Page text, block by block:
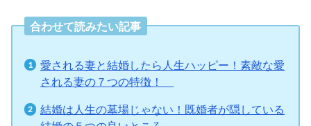
合わせて読みたい記事
愛される妻と結婚したら人生ハッピー！素敵な愛
される妻の７つの特徴！
結婚は人生の墓場じゃない！既婚者が隠している